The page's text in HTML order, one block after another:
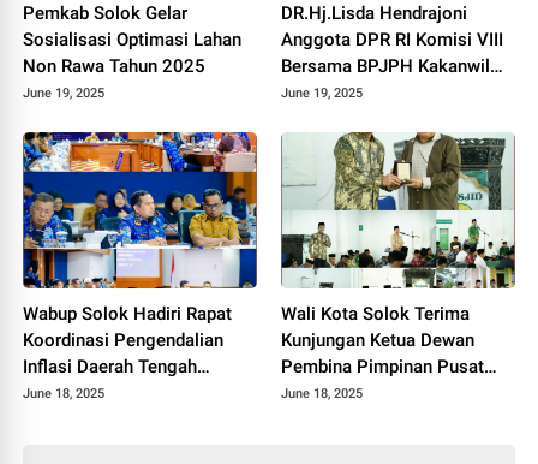
Pemkab Solok Gelar
Sosialisasi Optimasi Lahan
Non Rawa Tahun 2025
June 19, 2025
DR.Hj.Lisda Hendrajoni
Anggota DPR RI Komisi VIII
Bersama BPJPH Kakanwil
Sumbar Gelar Roadshow
Kota Solok 2025.
June 19, 2025
Wabup Solok Hadiri Rapat
Koordinasi Pengendalian
Inflasi Daerah Tengah
Provinsi Sumatera Barat
June 18, 2025
Wali Kota Solok Terima
Kunjungan Ketua Dewan
Pembina Pimpinan Pusat
Muhammadiyah Tahun 2025.
June 18, 2025